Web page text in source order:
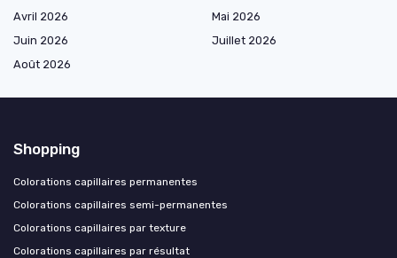
Avril 2026
Mai 2026
Juin 2026
Juillet 2026
Août 2026
Shopping
Colorations capillaires permanentes
Colorations capillaires semi-permanentes
Colorations capillaires par texture
Colorations capillaires par résultat